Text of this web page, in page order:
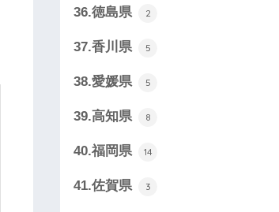
36.徳島県 2
37.香川県 5
38.愛媛県 5
39.高知県 8
40.福岡県 14
41.佐賀県 3